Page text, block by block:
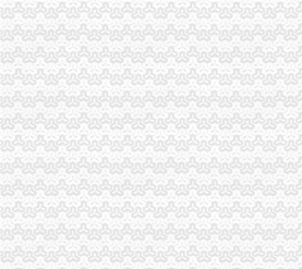
润衡海关物流管理系统【价格,厂家,求购,什麽
.润衡海关物流管理系统_企业管理软件吧_百度
海关清关公司
[华东]急！！！我的进口清关公司被海关查封
济南邮局海关报关清关代理高清图片-济南东远
重庆报关公司
【重庆进出口贸易公司报关重庆进出口贸易公
【重庆机场进口报关,重庆清关报关公司】价格
重庆进出口公司
重庆涪陵进出口公司义乌办事处
重庆商社进出口贸易有限公司
出口许可证